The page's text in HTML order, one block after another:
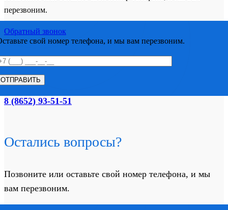
перезвоним.
Обратный звонок
свой номер телефона, и мы вам перезвоним.
8 (8652) 93-51-51
Остались вопросы?
Позвоните или оставьте свой номер телефона, и мы
вам перезвоним.